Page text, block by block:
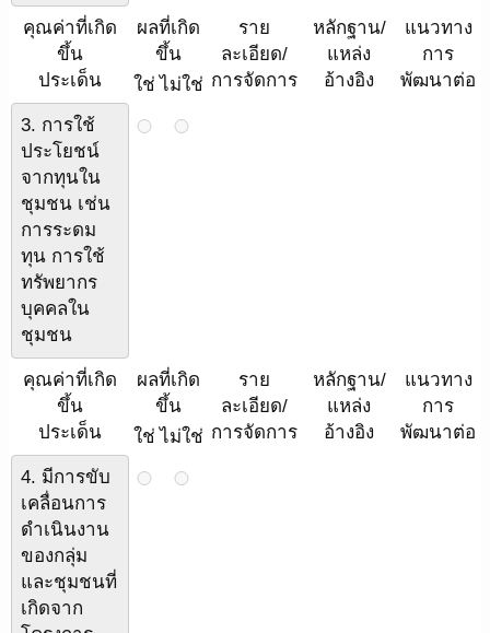
คุณค่าที่เกิด
ขึ้น
ประเด็น
ผลที่เกิด
ขึ้น
ราย
ละเอียด/
การจัดการ
หลักฐาน/
แหล่ง
อ้างอิง
แนวทาง
การ
พัฒนาต่อ
ใช่ ไม่ใช่
3. การใช้
ประโยชน์
จากทุนใน
ชุมชน เช่น
การระดม
ทุน การใช้
ทรัพยากร
บุคคลใน
ชุมชน
คุณค่าที่เกิด
ขึ้น
ประเด็น
ผลที่เกิด
ขึ้น
ราย
ละเอียด/
การจัดการ
หลักฐาน/
แหล่ง
อ้างอิง
แนวทาง
การ
พัฒนาต่อ
ใช่ ไม่ใช่
4. มีการขับ
เคลื่อนการ
ดำเนินงาน
ของกลุ่ม
และชุมชนที่
เกิดจาก